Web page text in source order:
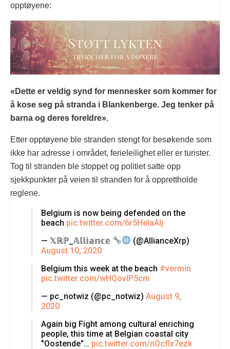
opptøyene:
«Dette er veldig synd for mennesker som kommer for
å kose seg på stranda i Blankenberge. Jeg tenker på
barna og deres foreldre».
Etter opptøyene ble stranden stengt for besøkende som
ikke har adresse i området, ferieleilighet eller er turister.
Tog til stranden ble stoppet og politiet satte opp
sjekkpunkter på veien til stranden for å opprettholde
reglene.
Belgium is now being defended on the
beach pic.twitter.com/6r5HelaAlj
— 𝕏ℝℙ_𝔸𝕝𝕝𝕚𝕒𝕟𝕔𝕖
(@AllianceXrp)
August 10, 2020
Belgium this week at the beach #vermin
pic.twitter.com/wHQovIP5cm
— pc_notwiz (@pc_notwiz) August 9,
2020
Again big Fight among cultural enriching
people, this time at Belgian coastal city
"Oostende"… pic.twitter.com/nOcflx7ezk